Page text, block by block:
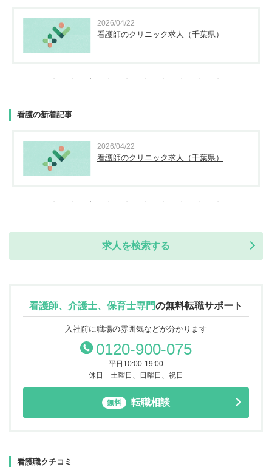
2026/04/22
看護師のクリニック求人（千葉県）
看護の新着記事
2026/04/22
看護師のクリニック求人（千葉県）
求人を検索する
看護師、介護士、保育士専門の無料転職サポート
入社前に職場の雰囲気などが分かります
0120-900-075
平日10:00-19:00
休日 土曜日、日曜日、祝日
無料 転職相談
看護職クチコミ